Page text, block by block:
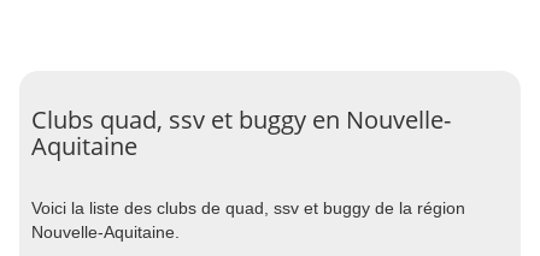
Clubs quad, ssv et buggy en Nouvelle-
Aquitaine
Voici la liste des clubs de quad, ssv et buggy de la région
Nouvelle-Aquitaine.